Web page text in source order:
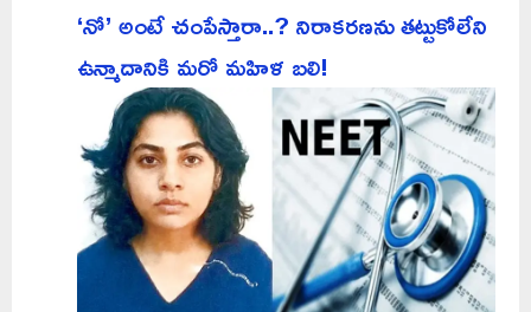
‘నో’ అంటే చంపేస్తారా..? నిరాకరణను తట్టుకోలేని
ఉన్మాదానికి మరో మహిళ బలి!